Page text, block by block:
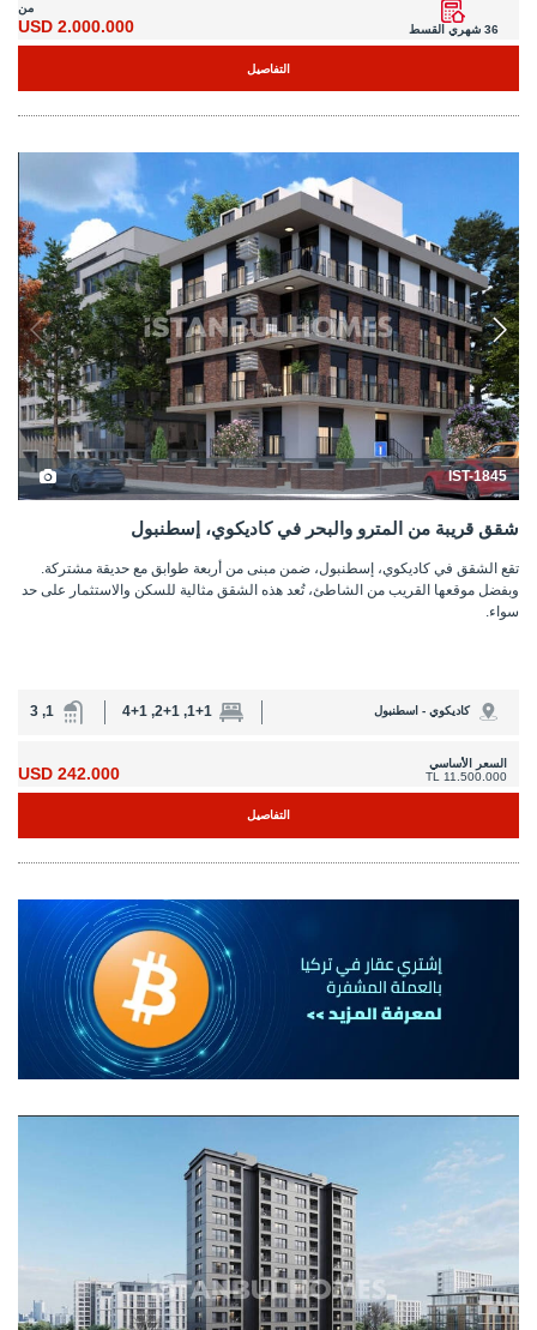
36 شهري القسط
من
2.000.000 USD
التفاصيل
IST-1845
شقق قريبة من المترو والبحر في كاديكوي، إسطنبول
تقع الشقق في كاديكوي، إسطنبول، ضمن مبنى من أربعة طوابق مع حديقة مشتركة.
وبفضل موقعها القريب من الشاطئ، تُعد هذه الشقق مثالية للسكن والاستثمار على حد
سواء.
كاديكوي - اسطنبول 1+1, 2+1, 4+1
1, 3
السعر الأساسي
11.500.000 TL
242.000 USD
التفاصيل